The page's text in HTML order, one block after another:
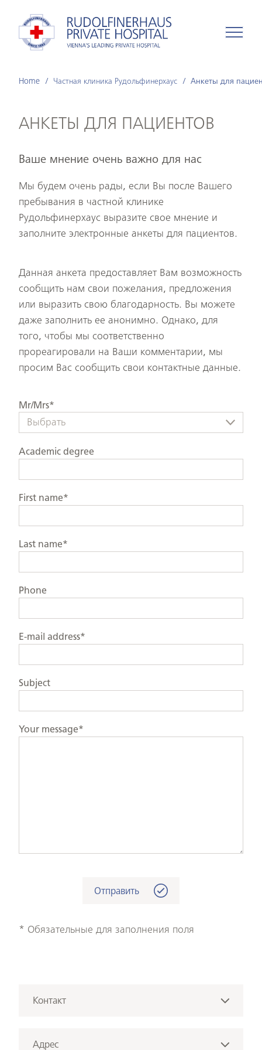
АНКЕТЫ ДЛЯ ПАЦИЕНТОВ
Home Частная клиника Рудольфинерхаус Анкеты для
Ваше мнение очень важно для нас
Мы будем очень рады, если Вы после Вашего
пребывания в частной клинике
Рудольфинерхаус выразите свое мнение и
заполните электронные анкеты для пациентов.
Данная анкета предоставляет Вам возможность
сообщить нам свои пожелания, предложения
или выразить свою благодарность. Вы можете
даже заполнить ее анонимно. Однако, для
того, чтобы мы соответственно
прореагировали на Ваши комментарии, мы
просим Вас сообщить свои контактные данные.
Mr/Mrs*
Выбрать
Academic degree
First name*
Last name*
Phone
E-mail address*
Subject
Your message*
* Обязательные для заполнения поля
Контакт
Позвонить
Адрес